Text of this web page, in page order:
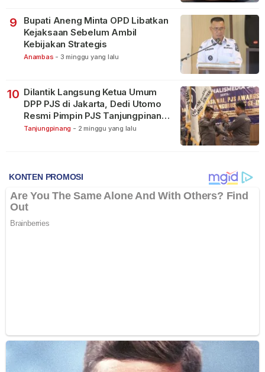
9
Bupati Aneng Minta OPD Libatkan
Kejaksaan Sebelum Ambil
Kebijakan Strategis
Anambas - 3 minggu yang lalu
10 Dilantik Langsung Ketua Umum
DPP PJS di Jakarta, Dedi Utomo
Resmi Pimpin PJS Tanjungpinang-
Bintan
Tanjungpinang - 2 minggu yang lalu